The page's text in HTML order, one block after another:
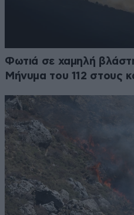
Φωτιά σε χαμηλή
Μήνυμα του 112 στους